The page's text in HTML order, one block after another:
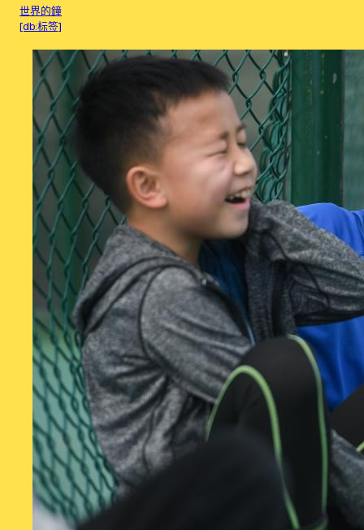
世界的鐘
[db:标签]